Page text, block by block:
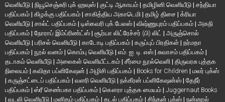
வெளியீடு | நியூசெஞ்சுரி புக் ஹவுஸ் | குட்டி ஆகாயம் | தமிழினி வெளியீடு | சந்தியா
பதிப்பகம் | கிழக்கு பதிப்பகம் | சாகித்திய அகாடெமி | தமிழ் திசை | க்ரியா
வெளியீடு | சால்ட் பதிப்பகம் | டிஸ்கவரி புக் பேலஸ் | விஷ்ணுபுரம் பதிப்பகம் | அகநி
பதிப்பகம் | நோராப் இம்ப்ரிண்ட்ஸ் | சூர்யா லிட்ரேச்சர் (பி) லிட் | அருஞ்சொல்
வெளியீடு | பரிசல் வெளியீடு | காடோடி பதிப்பகம் | கருப்புப் பிரதிகள் | நர்மதா
பதிப்பகம் | நூல் வனம் | கொம்பு வெளியீடு | எம். ஐ. டி. எஸ் | சுவாசம் பதிப்பகம் |
தடாகம் வெளியீடு | அலைகள் வெளியீட்டகம் | சீர்மை நூல்வெளி | திருவரசு புத்தக
நிலையம் | கவிதா பப்ளிகேஷன் | அழிசி பதிப்பகம் | Books for Children | மலர் புக்ஸ்
| கருஞ்சட்டைப் பதிப்பகம் | வளரி வெளியீடு | நக்கீரன் பப்ளிகேஷன்ஸ் | தேநீர்
பதிப்பகம் | ஸ்ரீ செண்பகா பதிப்பகம் | கௌரா புத்தக மையம் | Juggernaut Books
| வடலி வெளியீடு | மனிதம் பதிப்பகம் | கடல் பதிப்பகம் | சிந்தன் புக்ஸ் | நன்னூல்